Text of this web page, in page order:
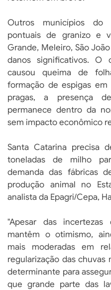
Outros municípios do
pontuais de granizo e
Grande, Meleiro, São
danos significativos. O
causou queima de
formação de espigas em
pragas, a presença
permanece dentro da
sem impacto econômico
Santa Catarina precisa
toneladas de milho
demanda das fábricas
produção animal no
analista da Epagri/Cepa,
"Apesar das incertezas
mantêm o otimismo,
mais moderadas em
regularização das chuvas
determinante para
que grande parte das